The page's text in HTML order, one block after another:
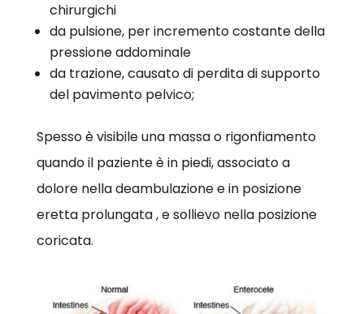
chirurgichi
da pulsione, per incremento costante della
pressione addominale
da trazione, causato di perdita di supporto
del pavimento pelvico;
Spesso è visibile una massa o rigonfiamento
quando il paziente è in piedi, associato a
dolore nella deambulazione e in posizione
eretta prolungata , e sollievo nella posizione
coricata.